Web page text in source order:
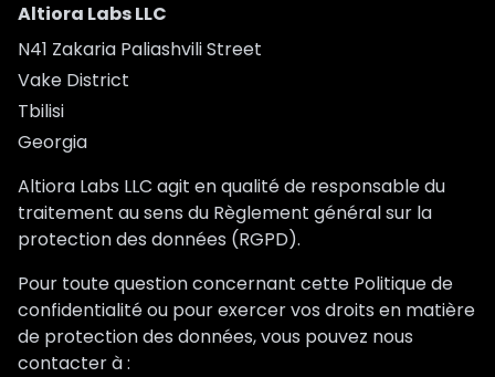
Altiora Labs LLC
N41 Zakaria Paliashvili Street
Vake District
Tbilisi
Georgia
Altiora Labs LLC agit en qualité de responsable du
traitement au sens du Règlement général sur la
protection des données (RGPD).
Pour toute question concernant cette Politique de
confidentialité ou pour exercer vos droits en matière
de protection des données, vous pouvez nous
contacter à :